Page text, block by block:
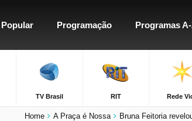
Popular Programação Programas
TV Brasil RIT Rede
Home A Praça é Nossa Bruna Feitoria